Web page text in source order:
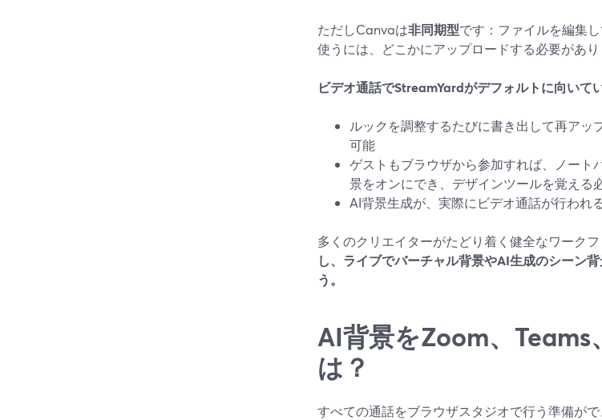
ただしCanvaは非同期型です：ファイルを編集
使うには、どこかにアップロードする必要があ
ビデオ通話でStreamYardがデフォルトに向いて
ルックを調整するたびに書き出して再ア
可能
ゲストもブラウザから参加すれば、ノート
景をオンにでき、デザインツールを覚える
AI背景生成が、実際にビデオ通話が行われ
多くのクリエイターがたどり着く健全なワークフ
し、ライブでバーチャル背景やAI生成のシーン
う。
AI背景をZoom、
は？
すべての通話をブラウザスタジオで行う準備が